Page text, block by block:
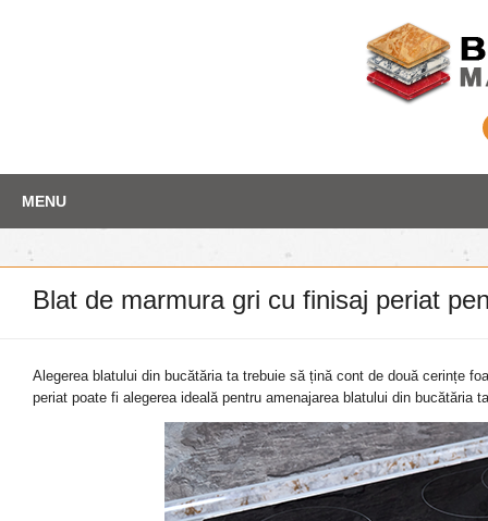
Depozit marmura
content
MENU
Blat de marmura gri cu finisaj periat
Alegerea blatului din bucătăria ta trebuie să țină cont de două cerințe
periat poate fi alegerea ideală pentru amenajarea blatului din bucătăria